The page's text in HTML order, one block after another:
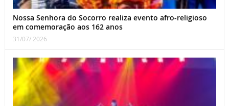
Nossa Senhora do Socorro realiza evento afro-religioso
em comemoração aos 162 anos
31/07/ 2026